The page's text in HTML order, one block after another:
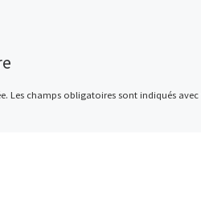
Les champs obligatoires sont indiqués avec